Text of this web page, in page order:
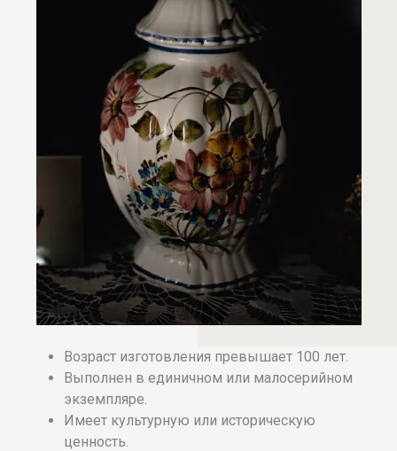
Возраст изготовления превышает 100 лет.
Выполнен в единичном или малосерийном
экземпляре.
Имеет культурную или историческую
ценность.